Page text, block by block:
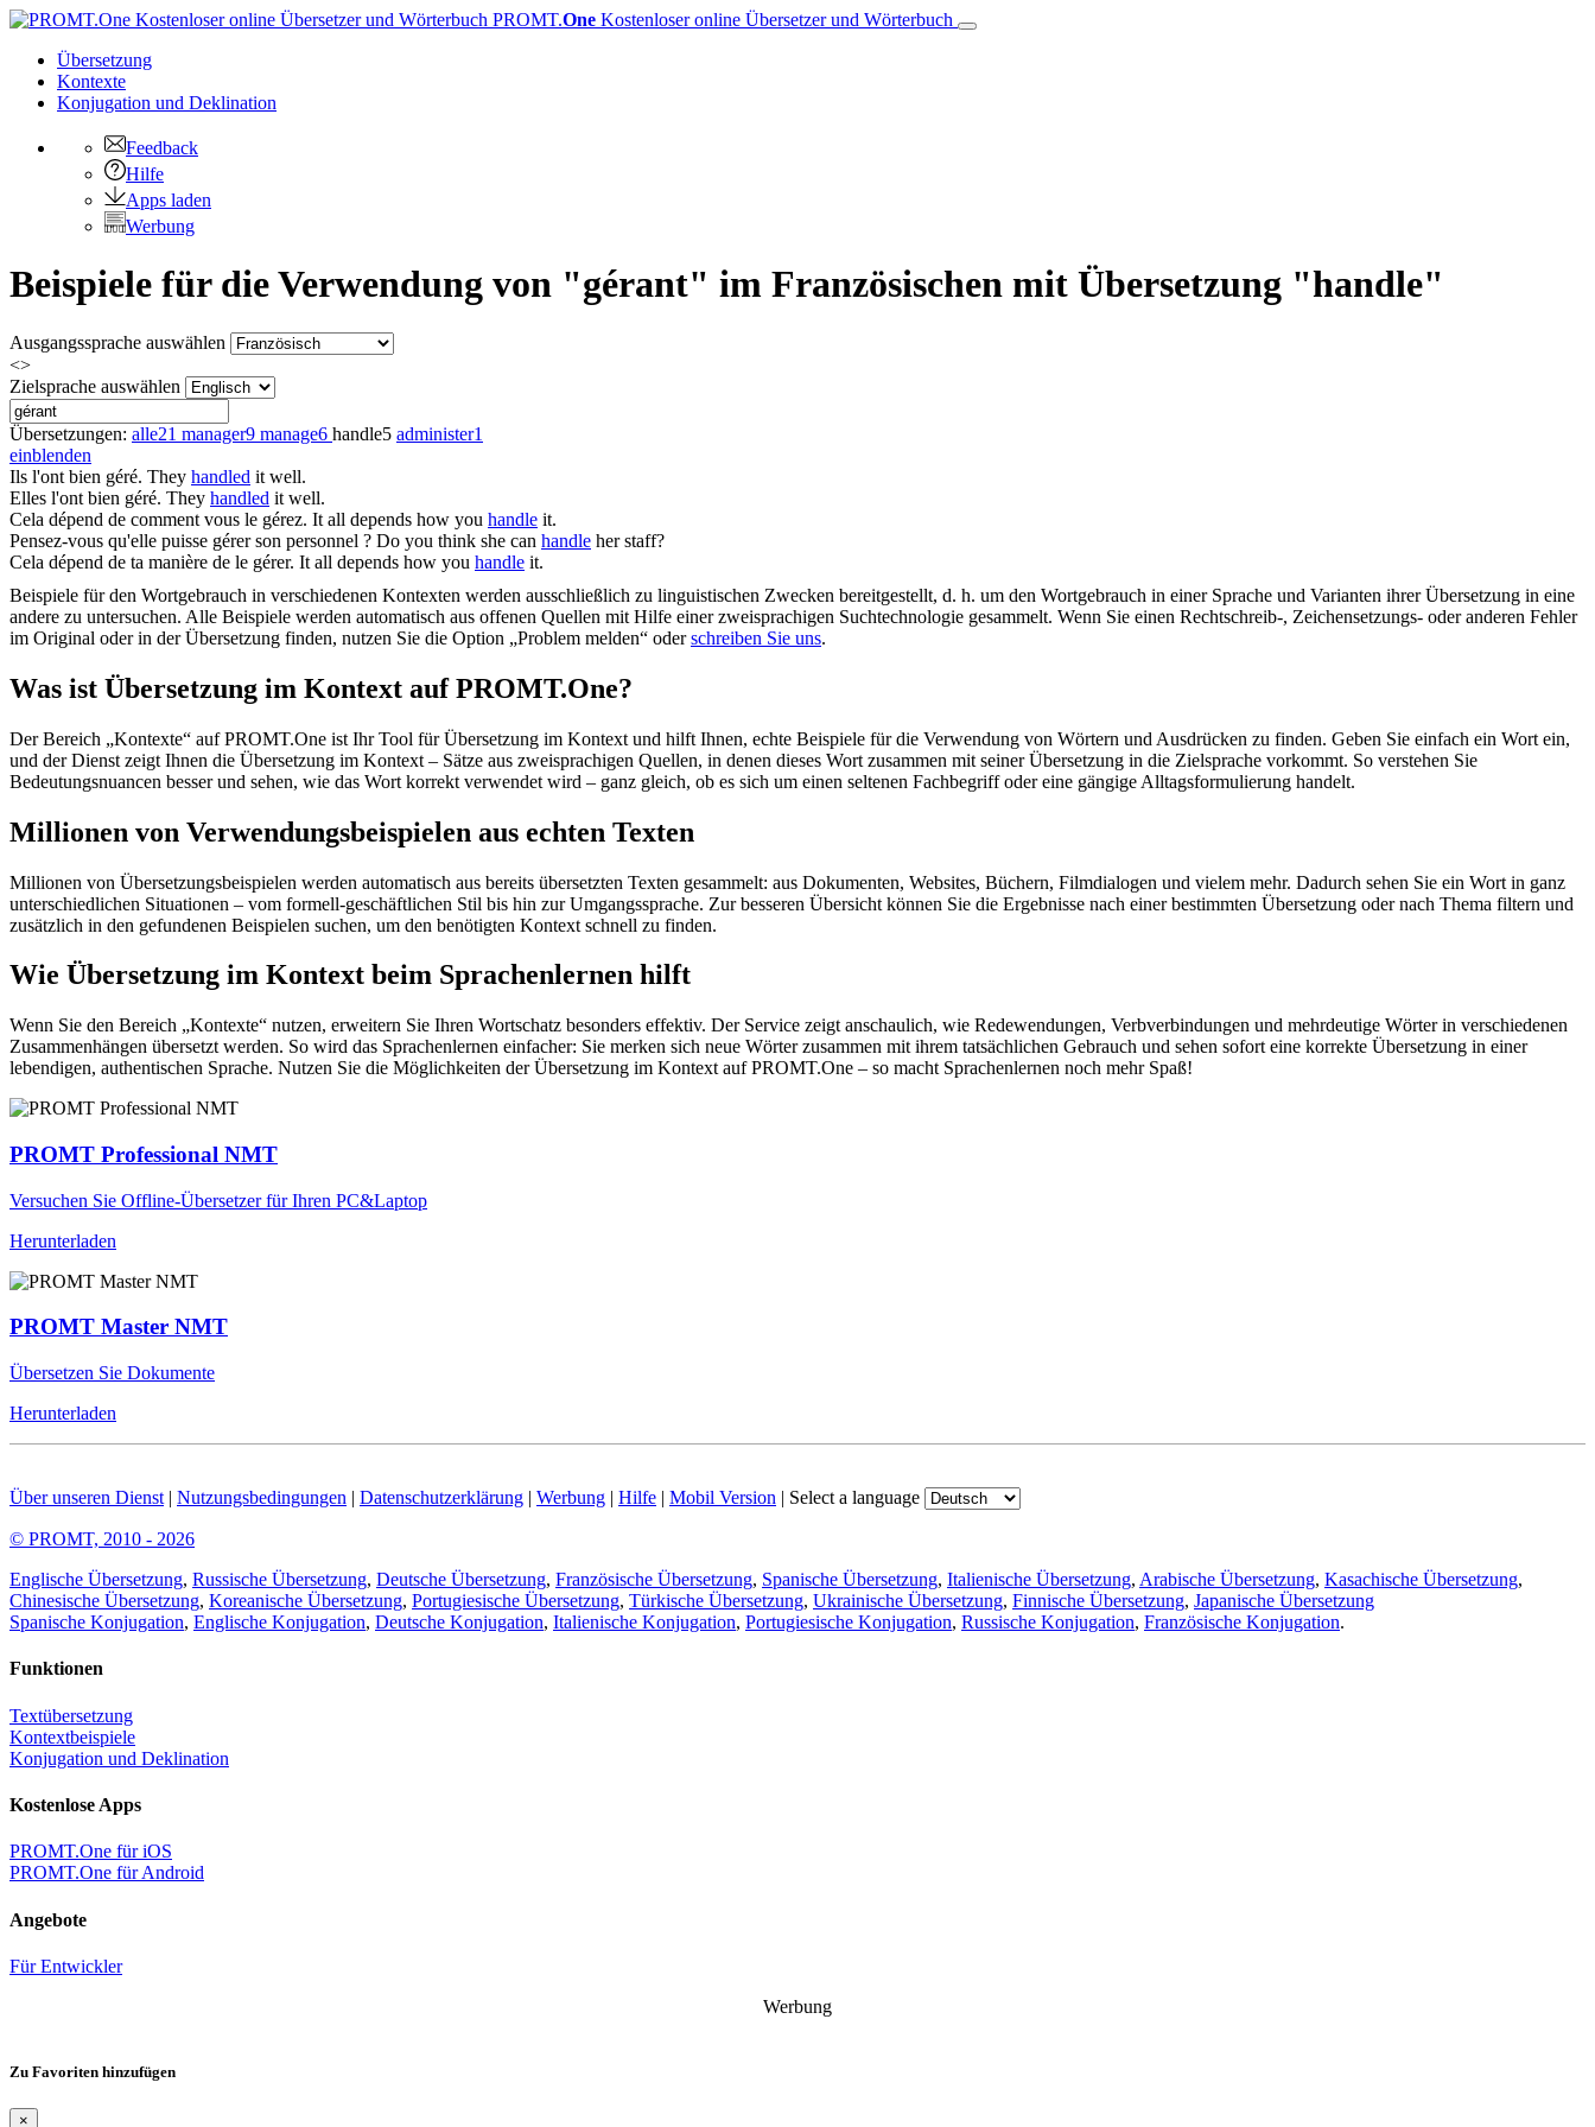
PROMT.One Kostenloser online Übersetzer und Wörterbuch
Übersetzung
Kontexte
Konjugation und Deklination
Feedback
Hilfe
Apps laden
Werbung
Beispiele für die Verwendung von "gérant" im Französischen mit Übersetzung "handle"
Ausgangssprache auswählen
<>
Zielsprache auswählen
Übersetzungen: alle21 manager9 manage6 handle5 administer1
einblenden
Ils l'ont bien géré. They handled it well.
Elles l'ont bien géré. They handled it well.
Cela dépend de comment vous le gérez. It all depends how you handle it.
Pensez-vous qu'elle puisse gérerson personnel ? Do you think she can handle her staff?
Cela dépend de ta manière de le gérer. It all depends how you handle it.
Beispiele für den Wortgebrauch in verschiedenen Kontexten werden ausschließlich zu linguistischen Zwecken bereitgestellt, d. h. um den Wortgebrauch in einer Sprache und Varianten ihrer Übersetzung in eine
andere zu untersuchen. Alle Beispiele werden automatisch aus offenen Quellen mit Hilfe einer zweisprachigen Suchtechnologie gesammelt. Wenn Sie einen Rechtschreib-, Zeichensetzungs- oder anderen Fehler
im Original oder in der Übersetzung finden, nutzen Sie die Option „Problem melden“ oderschreiben Sie uns.
Was ist Übersetzung im Kontext auf PROMT.One?
Der Bereich „Kontexte“ auf PROMT.One ist Ihr Tool für Übersetzung im Kontext und hilft Ihnen, echte Beispiele für die Verwendung von Wörtern und Ausdrücken zu finden. Geben Sie einfach ein Wort ein,
und der Dienst zeigt Ihnen die Übersetzung im Kontext – Sätze aus zweisprachigen Quellen, in denen dieses Wort zusammen mit seiner Übersetzung in die Zielsprache vorkommt. So verstehen Sie
Bedeutungsnuancen besser und sehen, wie das Wort korrekt verwendet wird – ganz gleich, ob es sich um einen seltenen Fachbegriff oder eine gängige Alltagsformulierung handelt.
Millionen von Verwendungsbeispielen aus echten Texten
Millionen von Übersetzungsbeispielen werden automatisch aus bereits übersetzten Texten gesammelt: aus Dokumenten, Websites, Büchern, Filmdialogen und vielem mehr. Dadurch sehen Sie ein Wort in ganz
unterschiedlichen Situationen – vom formell-geschäftlichen Stil bis hin zur Umgangssprache. Zur besseren Übersicht können Sie die Ergebnisse nach einer bestimmten Übersetzung oder nach Thema filtern und
zusätzlich in den gefundenen Beispielen suchen, um den benötigten Kontext schnell zu finden.
Wie Übersetzung im Kontext beim Sprachenlernen hilft
Wenn Sie den Bereich „Kontexte“ nutzen, erweitern Sie Ihren Wortschatz besonders effektiv. Der Service zeigt anschaulich, wie Redewendungen, Verbverbindungen und mehrdeutige Wörter in verschiedenen
Zusammenhängen übersetzt werden. So wird das Sprachenlernen einfacher: Sie merken sich neue Wörter zusammen mit ihrem tatsächlichen Gebrauch und sehen sofort eine korrekte Übersetzung in einer
lebendigen, authentischen Sprache. Nutzen Sie die Möglichkeiten der Übersetzung im Kontext auf PROMT.One – so macht Sprachenlernen noch mehr Spaß!
PROMT Professional NMT
Versuchen Sie Offline-Übersetzer für Ihren PC&Laptop
Herunterladen
PROMT Master NMT
Übersetzen Sie Dokumente
Herunterladen
Über unseren Dienst | Nutzungsbedingungen | Datenschutzerklärung | Werbung | Hilfe | Mobil Version | Select a language
© PROMT, 2010 - 2026
Englische Übersetzung, Russische Übersetzung, Deutsche Übersetzung, Französische Übersetzung, Spanische Übersetzung, Italienische Übersetzung, Arabische Übersetzung, Kasachische Übersetzung,
Chinesische Übersetzung, Koreanische Übersetzung, Portugiesische Übersetzung, Türkische Übersetzung, Ukrainische Übersetzung, Finnische Übersetzung, Japanische Übersetzung
Spanische Konjugation, Englische Konjugation, Deutsche Konjugation, Italienische Konjugation, Portugiesische Konjugation, Russische Konjugation, Französische Konjugation.
Funktionen
Textübersetzung
Kontextbeispiele
Konjugation und Deklination
Kostenlose Apps
PROMT.One für iOS
PROMT.One für Android
Angebote
Für Entwickler
Werbung
Zu Favoriten hinzufügen
×